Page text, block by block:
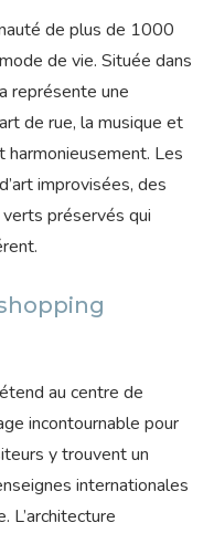
de plus de 1000
de vie. Située dans
représente une
de rue, la musique et
harmonieusement. Les
improvisées, des
préservés qui
au centre de
incontournable pour
y trouvent un
internationales
L’architecture